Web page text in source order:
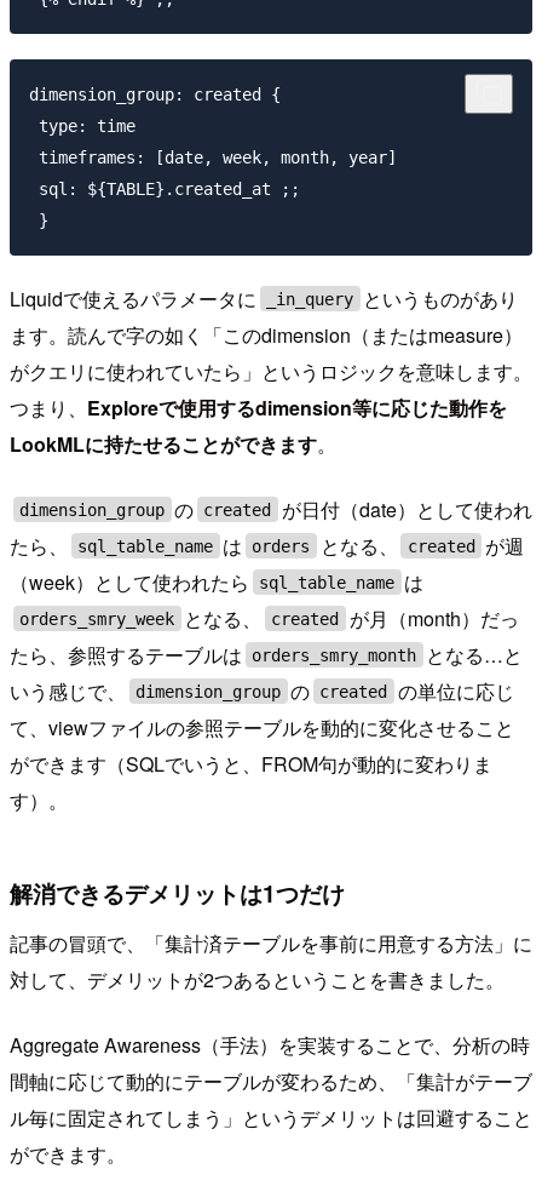
dimension_group: created {
type: time
timeframes: [date, week, month, year]
sql: ${TABLE}.created_at ;;
Liquidで使えるパラメータに _in_query
というものがあり
ます。読んで字の如く「このdimension（またはmeasure）
がクエリに使われていたら」というロジックを意味します。
つまり、 Exploreで使用するdimension等に応じた動作を
LookMLに持たせることができます。
dimension_group の created
が日付（date）として使われ
たら、
sql_table_name は orders となる、 created が週
（week）として使われたら
sql_table_name は
orders_smry_week となる、 created
が月（month）だっ
たら、参照するテーブルは
orders_smry_month
となる…と
いう感じで、
dimension_group の created の単位に応じ
て、viewファイルの参照テーブルを動的に変化させること
ができます（SQLでいうと、FROM句が動的に変わりま
す）。
解消できるデメリットは1つだけ
記事の冒頭で、「集計済テーブルを事前に用意する方法」に
対して、デメリットが2つあるということを書きました。
Aggregate Awareness（手法）を実装することで、分析の時
間軸に応じて動的にテーブルが変わるため、「集計がテーブ
ル毎に固定されてしまう」というデメリットは回避すること
ができます。